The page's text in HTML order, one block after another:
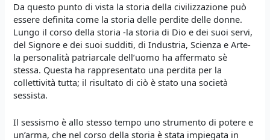
Da questo punto di vista la storia della civilizzazione può
essere definita come la storia delle perdite delle donne.
Lungo il corso della storia -la storia di Dio e dei suoi servi,
del Signore e dei suoi sudditi, di Industria, Scienza e Arte-
la personalità patriarcale dell’uomo ha affermato sè
stessa. Questa ha rappresentato una perdita per la
collettività tutta; il risultato di ciò è stato una società
sessista.
Il sessismo è allo stesso tempo uno strumento di potere e
un’arma, che nel corso della storia è stata impiegata in